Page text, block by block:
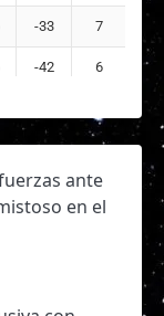
-33 7
-42 6
ante
en el